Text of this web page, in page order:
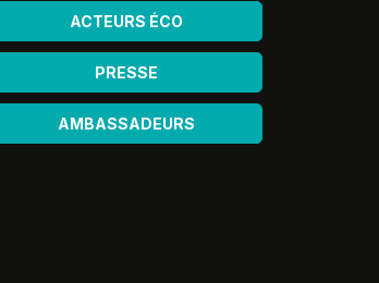
ACTEURS ÉCO
PRESSE
AMBASSADEURS